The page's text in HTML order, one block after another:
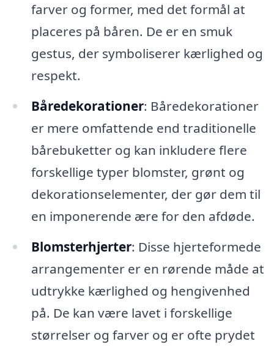
farver og former, med det formål at
placeres på båren. De er en smuk
gestus, der symboliserer kærlighed og
respekt.
Båredekorationer: Båredekorationer
er mere omfattende end traditionelle
bårebuketter og kan inkludere flere
forskellige typer blomster, grønt og
dekorationselementer, der gør dem til
en imponerende ære for den afdøde.
Blomsterhjerter: Disse hjerteformede
arrangementer er en rørende måde at
udtrykke kærlighed og hengivenhed
på. De kan være lavet i forskellige
størrelser og farver og er ofte prydet